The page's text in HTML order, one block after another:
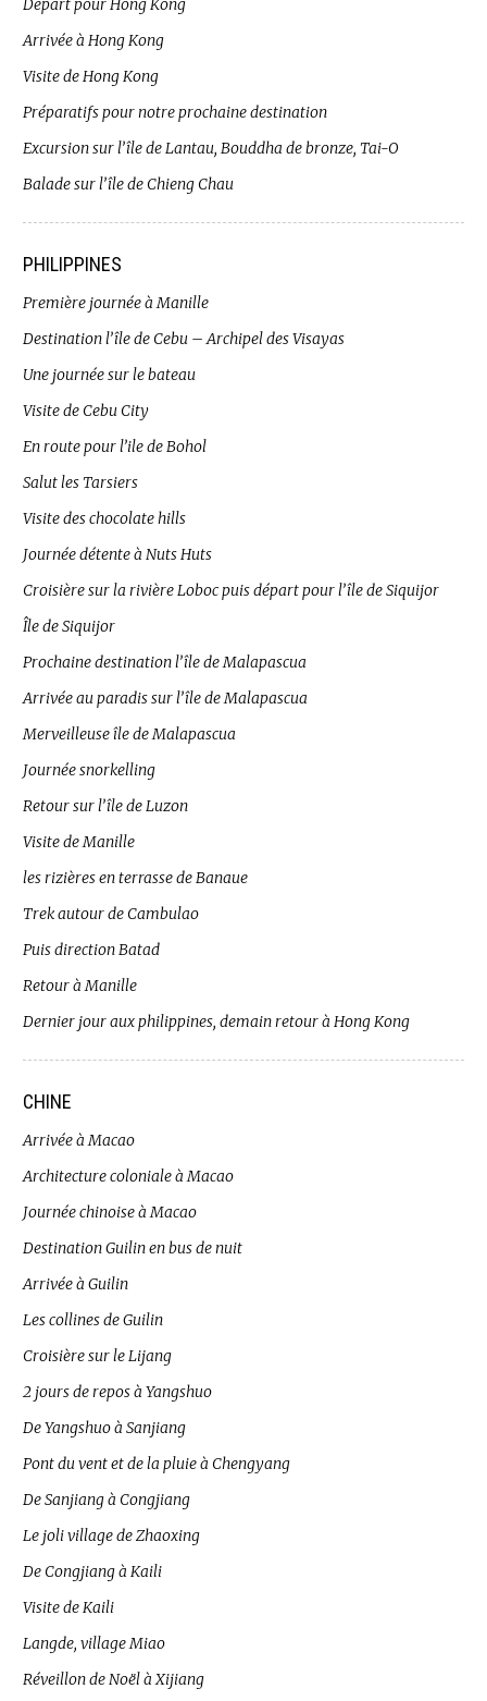
Départ pour Hong Kong
Arrivée à Hong Kong
Visite de Hong Kong
Préparatifs pour notre prochaine destination
Excursion sur l’île de Lantau, Bouddha de bronze, Tai-O
Balade sur l’île de Chieng Chau
PHILIPPINES
Première journée à Manille
Destination l’île de Cebu – Archipel des Visayas
Une journée sur le bateau
Visite de Cebu City
En route pour l’ile de Bohol
Salut les Tarsiers
Visite des chocolate hills
Journée détente à Nuts Huts
Croisière sur la rivière Loboc puis départ pour l’île de Siquijor
Île de Siquijor
Prochaine destination l’île de Malapascua
Arrivée au paradis sur l’île de Malapascua
Merveilleuse île de Malapascua
Journée snorkelling
Retour sur l’île de Luzon
Visite de Manille
les rizières en terrasse de Banaue
Trek autour de Cambulao
Puis direction Batad
Retour à Manille
Dernier jour aux philippines, demain retour à Hong Kong
CHINE
Arrivée à Macao
Architecture coloniale à Macao
Journée chinoise à Macao
Destination Guilin en bus de nuit
Arrivée à Guilin
Les collines de Guilin
Croisière sur le Lijang
2 jours de repos à Yangshuo
De Yangshuo à Sanjiang
Pont du vent et de la pluie à Chengyang
De Sanjiang à Congjiang
Le joli village de Zhaoxing
De Congjiang à Kaili
Visite de Kaili
Langde, village Miao
Réveillon de Noël à Xijiang